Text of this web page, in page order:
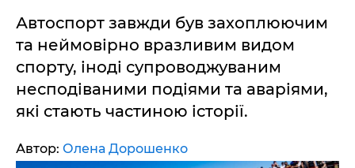
Автоспорт завжди був захоплюючим
та неймовірно вразливим видом
спорту, іноді супроводжуваним
несподіваними подіями та аваріями,
які стають частиною історії.
Автор: Олена Дорошенко